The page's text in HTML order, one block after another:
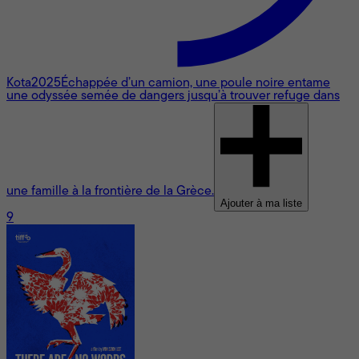
Kota2025 Échappée d’un camion, une poule noire entame
une odyssée semée de dangers jusqu’à trouver refuge dans
une famille à la frontière de la Grèce.
Ajouter à ma liste
9